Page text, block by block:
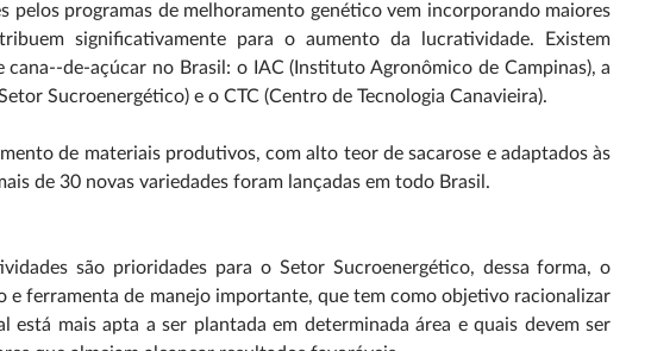
pelos programas de melhoramento genético vem incorporando maiores
significativamente para o aumento da lucratividade. Existem
de-açúcar no Brasil: o IAC (Instituto Agronômico de Campinas), a
Sucroenergético) e o CTC (Centro de Tecnologia Canavieira).
de materiais produtivos, com alto teor de sacarose e adaptados às
de 30 novas variedades foram lançadas em todo Brasil.
são prioridades para o Setor Sucroenergético, dessa forma, o
e ferramenta de manejo importante, que tem como objetivo racionalizar
está mais apta a ser plantada em determinada área e quais devem ser